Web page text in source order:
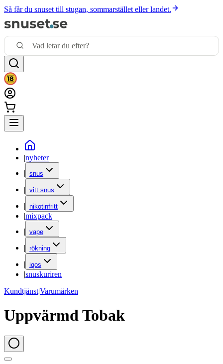
Så får du snuset till stugan, sommarstället eller landet.
|nyheter
| snus
| vitt snus
| nikotinfritt
|mixpack
| vape
| rökning
| iqos
|snuskuriren
Kundtjänst|Varumärken
Uppvärmd Tobak